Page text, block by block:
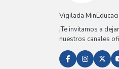
Vigilada
¡Te invitamos a
nuestros canales